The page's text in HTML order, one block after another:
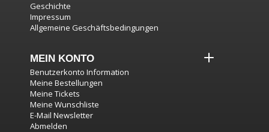
Geschichte
Impressum
Allgemeine Geschäftsbedingungen
MEIN KONTO
Benutzerkonto Information
Meine Bestellungen
Meine Tickets
Meine Wunschliste
E-Mail Newsletter
Abmelden